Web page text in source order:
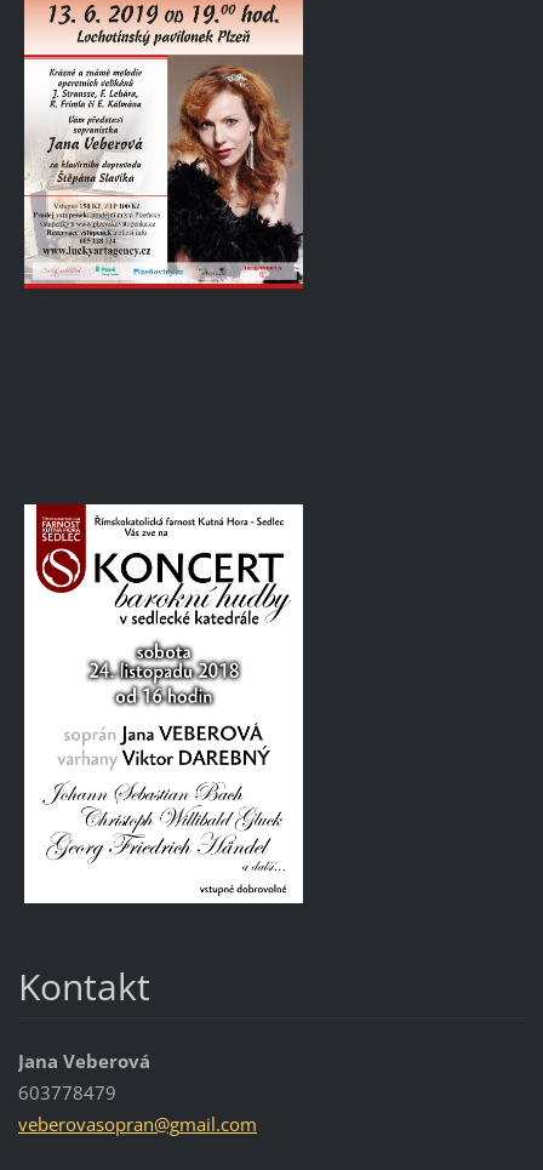
Kontakt
Jana Veberová
603778479
veberovasopran@gmail.com